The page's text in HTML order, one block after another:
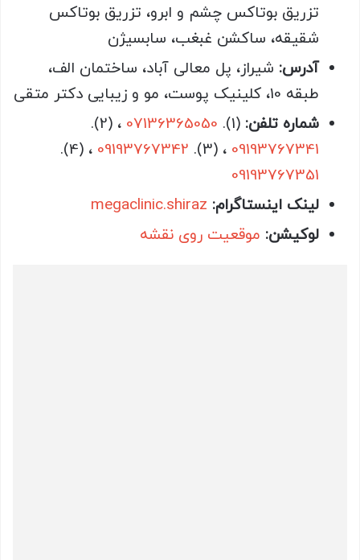
تزریق بوتاکس چشم و ابرو، تزریق بوتاکس
شقیقه، ساکشن غبغب، سابسیژن
آدرس: شیراز، پل معالی آباد، ساختمان الف،
طبقه 10، کلینیک پوست، مو و زیبایی دکتر متقی
شماره تلفن: (1).
، (2).
09193767341 ، (3).
، (4).
09193767351
لینک اینستاگرام: megaclinic.shiraz
لوکیشن: موقعیت روی نقشه